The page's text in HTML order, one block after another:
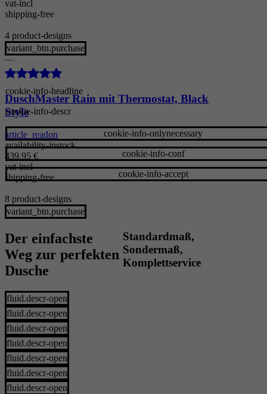
vat-incl
shipping-free
4 product-designs
variant_btn.purchase
DuschMaster Rain mit Thermostat, Black
Style
article_readon
availability-instock
439,95 €
vat-incl
shipping-free
8 product-designs
variant_btn.purchase
Der einfachste
Weg zur perfekten
Dusche
Standardmaß,
Sondermaß,
Komplettservice
fluid.descr-open
fluid.descr-open
fluid.descr-open
fluid.descr-open
fluid.descr-open
fluid.descr-open
fluid.descr-open
cookie-info-descr
cookie-info-accept
cookie-info-conf
cookie-info-onlynecessary